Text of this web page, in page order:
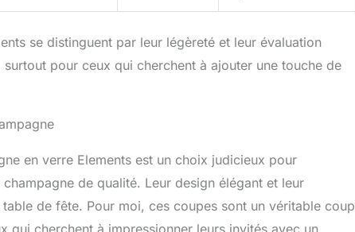
se distinguent par leur légèreté et leur évaluation
pour ceux qui cherchent à ajouter une touche de
en verre Elements est un choix judicieux pour
de qualité. Leur design élégant et leur
de fête. Pour moi, ces coupes sont un véritable coup